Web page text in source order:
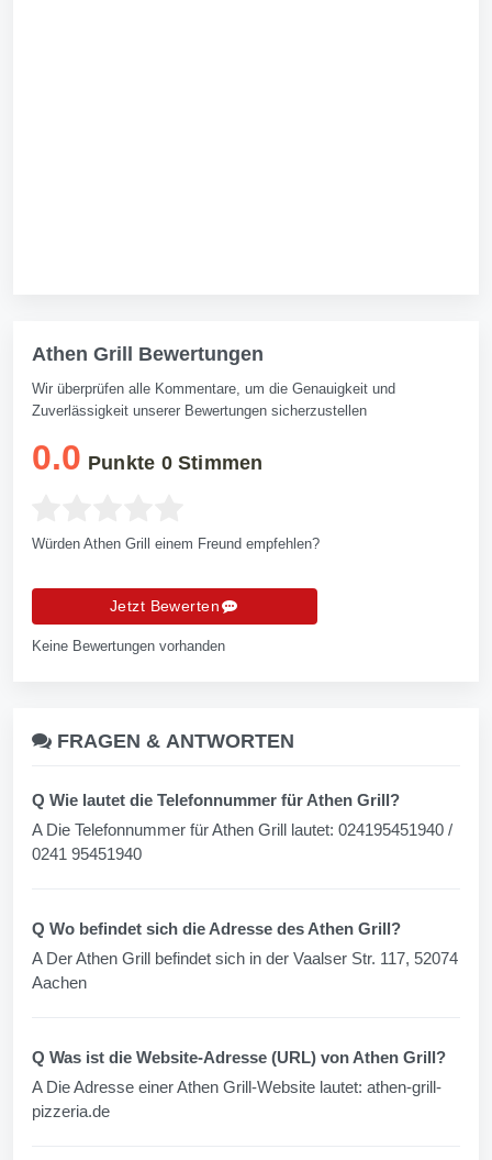
Athen Grill Bewertungen
Wir überprüfen alle Kommentare, um die Genauigkeit und
Zuverlässigkeit unserer Bewertungen sicherzustellen
0.0 Punkte 0Stimmen
Würden Athen Grill einem Freund empfehlen?
Jetzt Bewerten
Keine Bewertungen vorhanden
FRAGEN & ANTWORTEN
Q Wie lautet die Telefonnummer für Athen Grill?
A Die Telefonnummer für Athen Grill lautet: 024195451940 /
0241 95451940
Q Wo befindet sich die Adresse des Athen Grill?
A Der Athen Grill befindet sich in der Vaalser Str. 117, 52074
Aachen
Q Was ist die Website-Adresse (URL) von Athen Grill?
A Die Adresse einer Athen Grill-Website lautet: athen-grill-
pizzeria.de